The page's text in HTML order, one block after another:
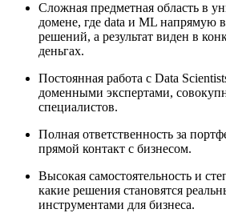
Сложная предметная область в
домене, где data и ML напрямую
решений, а результат виден в
деньгах.
Постоянная работа с Data
доменными экспертами,
специалистов.
Полная ответственность за
прямой контакт с бизнесом.
Высокая самостоятельность и
какие решения становятся
инструментами для бизнеса.